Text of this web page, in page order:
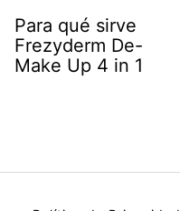
Para qué sirve
Frezyderm De-
Make Up 4 in 1